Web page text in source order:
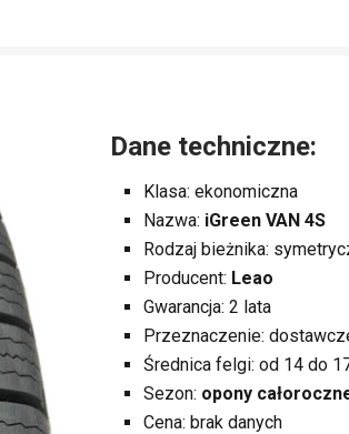
Dane techniczne:
Klasa: ekonomiczna
Nazwa: iGreen VAN 4S
Rodzaj bieżnika:
Producent: Leao
Gwarancja: 2 lata
Przeznaczenie:
Średnica felgi: od 14 do
Sezon: opony
Cena: brak danych